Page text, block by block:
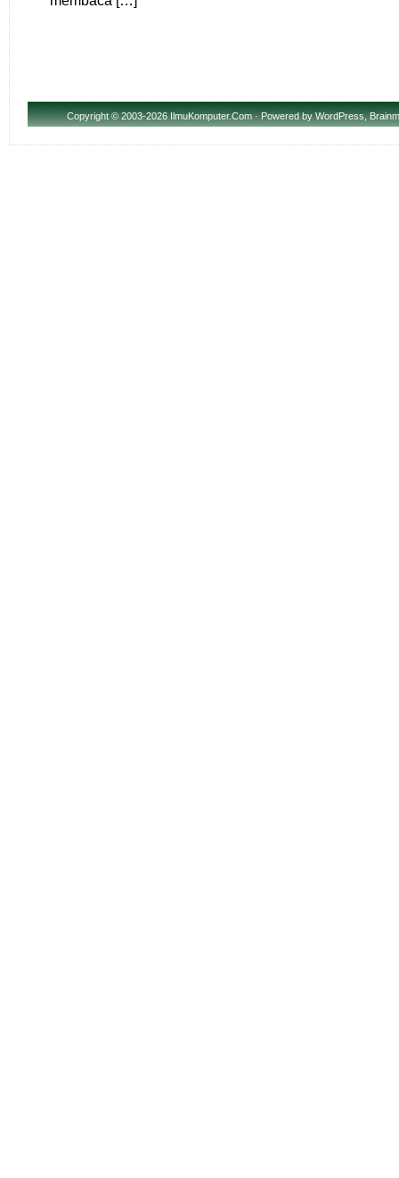
Copyright© 2003-2026 IlmuKomputer.Com · Powered byWordPress,